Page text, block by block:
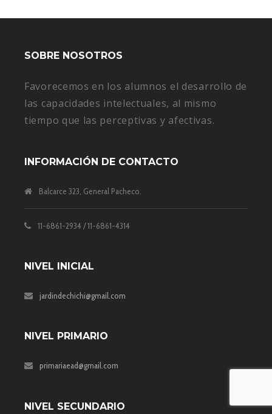
SOBRE NOSOTROS
Favorecemos en los alumnos el desarrollo de
las capacidades intelectuales, al mismo
tiempo que las perceptivas y afectivas.
INFORMACIÓN DE CONTACTO
Balcarce 323, General Pacheco.
11-6861-2934 / 11-6861-4314
NIVEL INICIAL
jardindechichi@gmail.com
NIVEL PRIMARIO
primariaead@gmail.com
NIVEL SECUNDARIO